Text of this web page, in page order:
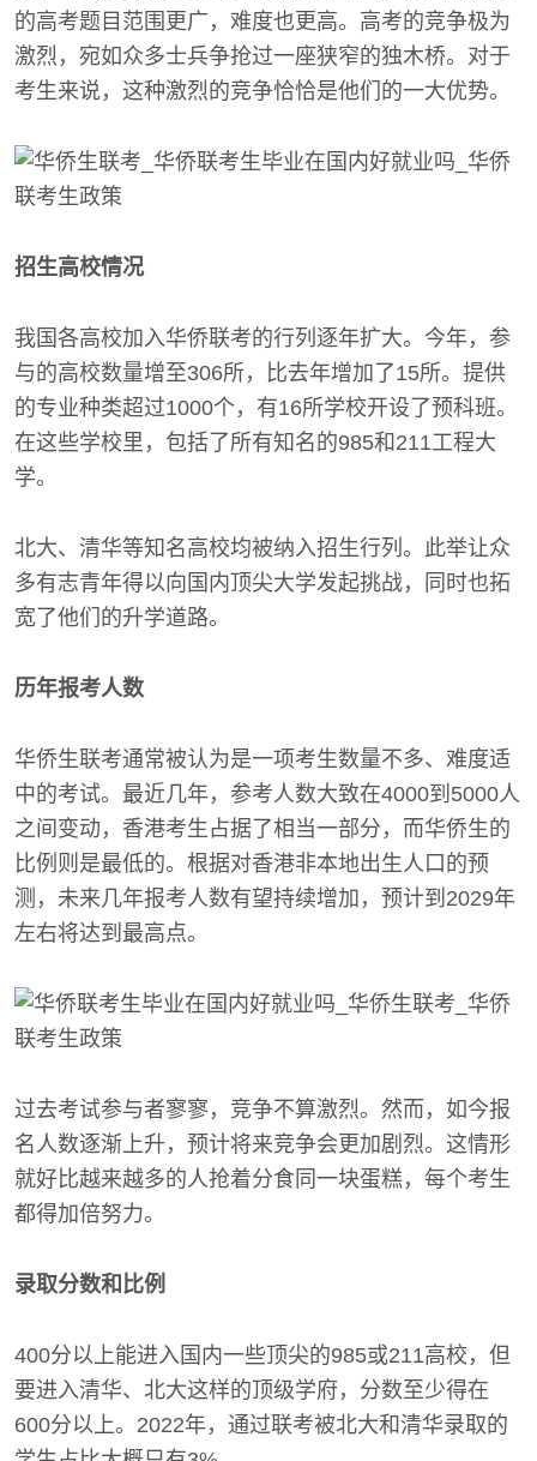
的高考题目范围更广，难度也更高。高考的竞争极为
激烈，宛如众多士兵争抢过一座狭窄的独木桥。对于
考生来说，这种激烈的竞争恰恰是他们的一大优势。
招生高校情况
我国各高校加入华侨联考的行列逐年扩大。今年，参
与的高校数量增至306所，比去年增加了15所。提供
的专业种类超过1000个，有16所学校开设了预科班。
在这些学校里，包括了所有知名的985和211工程大
学。
北大、清华等知名高校均被纳入招生行列。此举让众
多有志青年得以向国内顶尖大学发起挑战，同时也拓
宽了他们的升学道路。
历年报考人数
华侨生联考通常被认为是一项考生数量不多、难度适
中的考试。最近几年，参考人数大致在4000到5000人
之间变动，香港考生占据了相当一部分，而华侨生的
比例则是最低的。根据对香港非本地出生人口的预
测，未来几年报考人数有望持续增加，预计到2029年
左右将达到最高点。
过去考试参与者寥寥，竞争不算激烈。然而，如今报
名人数逐渐上升，预计将来竞争会更加剧烈。这情形
就好比越来越多的人抢着分食同一块蛋糕，每个考生
都得加倍努力。
录取分数和比例
400分以上能进入国内一些顶尖的985或211高校，但
要进入清华、北大这样的顶级学府，分数至少得在
600分以上。2022年，通过联考被北大和清华录取的